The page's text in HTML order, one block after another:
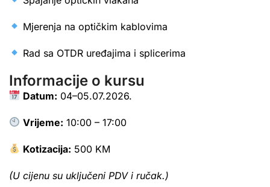
Mjerenja na optičkim kablovima
Rad sa OTDR uređajima i splicerima
Informacije o kursu
Datum: 04–05.07.2026.
Vrijeme: 10:00 – 17:00
Kotizacija: 500 KM
(U cijenu su uključeni PDV i ručak.)